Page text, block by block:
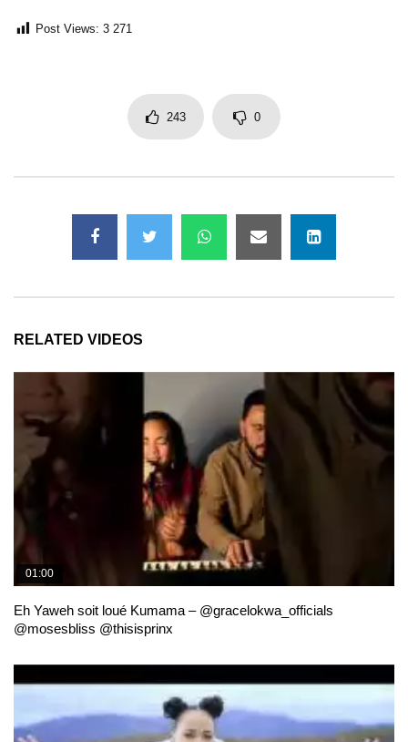
Post Views: 3 271
243 0
RELATED VIDEOS
01:00
Eh Yaweh soit loué Kumama – @gracelokwa_officials
@mosesbliss @thisisprinx